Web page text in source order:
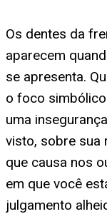
Os dentes da
aparecem
se apresenta.
o foco
uma
visto, sobre sua
que causa nos
em que você
julgamento